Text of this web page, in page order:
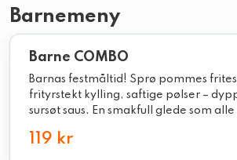
Barnemeny
Barne COMBO
Barnas festmåltid! Sprø pommes
frityrstekt kylling, saftige pølser –
sursøt saus. En smakfull glede som
119 kr